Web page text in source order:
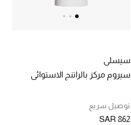
سيسلي
سيروم مركز بالراتنج الاستوائي
توصيل سريع
SAR 862